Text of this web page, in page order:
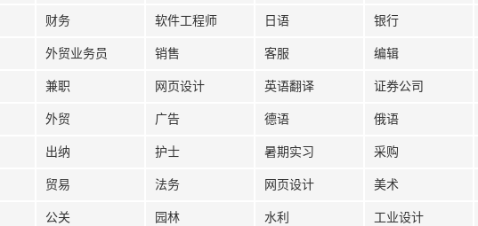
财务 软件工程师 日语 银行
外贸业务员 销售 客服 编辑
兼职 网页设计 英语翻译 证券公司
外贸 广告 德语 俄语
出纳 护士 暑期实习 采购
贸易 法务 网页设计 美术
公关 园林 水利 工业设计